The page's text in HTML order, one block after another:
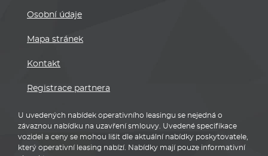
Osobní údaje
Mapa stránek
Kontakt
Registrace partnera
U uvedených nabídek operativního leasingu se nejedná o
závaznou nabídku na uzavření smlouvy. Uvedené specifikace
vozidel a ceny se mohou lišit dle aktuální nabídky poskytovatele,
který operativní leasing nabízí. Nabídky mají pouze informativní